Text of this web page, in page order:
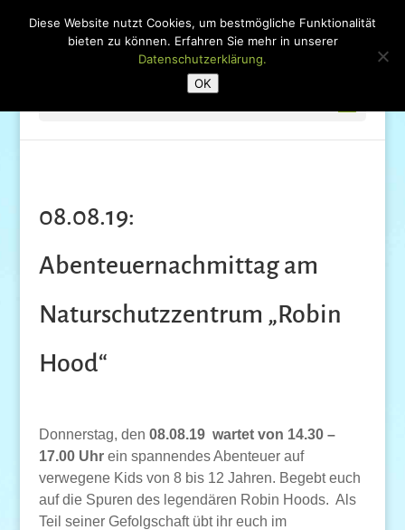
08.08.19:
Abenteuernachmittag am
Naturschutzzentrum „Robin
Hood“
Donnerstag, den 08.08.19 wartet von 14.30 –
17.00 Uhrein spannendes Abenteuer auf
verwegene Kids von 8 bis 12 Jahren. Begebt euch
auf die Spuren des legendären Robin Hoods. Als
Teil seiner Gefolgschaft übt ihr euch im
Diese Website nutzt Cookies, um bestmögliche Funktionalität
bieten zu können. Erfahren Sie mehr in unserer
Datenschutzerklärung.
OK